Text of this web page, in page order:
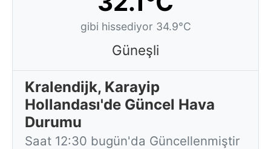
gibi hissediyor 34.9°C
Güneşli
Kralendijk, Karayip
Hollandası'de Güncel Hava
Durumu
Saat 12:30 bugün'da Güncellenmiştir